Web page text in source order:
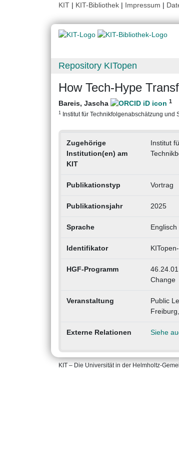
KIT | KIT-Bibliothek | Impressum |
Repository KITopen
How Tech-Hype
Bareis, Jascha 1
1 Institut für Technikfolgenabschätzung und
Zugehörige
Institution(en) am
KIT
Institut
Publikationstyp Vortrag
Publikationsjahr 2025
Sprache Englisch
Identifikator
HGF-Programm
Change
Veranstaltung
Public
Externe Relationen Siehe
KIT – Die Universität in der Helmholtz-